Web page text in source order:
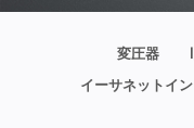
変圧器
イーサネットイ